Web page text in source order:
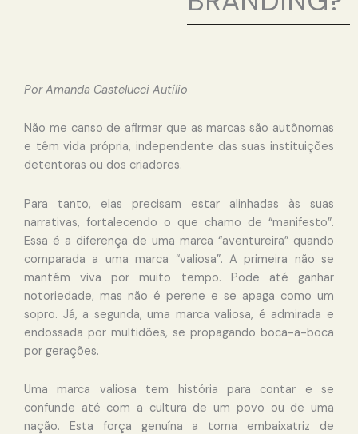
Por Amanda Castelucci Autílio
Não me canso de afirmar que as marcas são autônomas
e têm vida própria, independente das suas instituições
detentoras ou dos criadores.
Para tanto, elas precisam estar alinhadas às suas
narrativas, fortalecendo o que chamo de “manifesto”.
Essa é a diferença de uma marca “aventureira” quando
comparada a uma marca “valiosa”. A primeira não se
mantém viva por muito tempo. Pode até ganhar
notoriedade, mas não é perene e se apaga como um
sopro. Já, a segunda, uma marca valiosa, é admirada e
endossada por multidões, se propagando boca-a-boca
por gerações.
Uma marca valiosa tem história para contar e se
confunde até com a cultura de um povo ou de uma
nação. Esta força genuína a torna embaixatriz de